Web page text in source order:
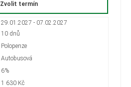
Zvolit termín
29.01.2027 - 07.02.2027
10 dnů
Polopenze
Autobusová
6%
1 630 Kč